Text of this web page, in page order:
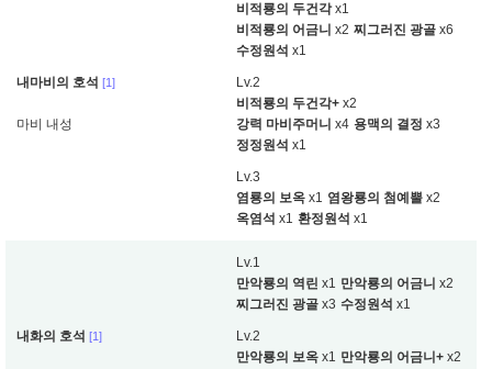
내마비의 호석 [1]
마비 내성
비적룡의 두건각x1
비적룡의 어금니 x2 찌그러진 광골 x6
수정원석 x1
Lv.2
비적룡의 두건각+ x2
강력 마비주머니 x4 용맥의 결정 x3
정정원석 x1
Lv.3
염룡의 보옥 x1 염왕룡의 첨예뿔 x2
옥염석 x1 환정원석 x1
내화의 호석 [1]
Lv.1
만악룡의 역린 x1 만악룡의 어금니 x2
찌그러진 광골 x3 수정원석 x1
Lv.2
만악룡의 보옥 x1 만악룡의 어금니+ x2